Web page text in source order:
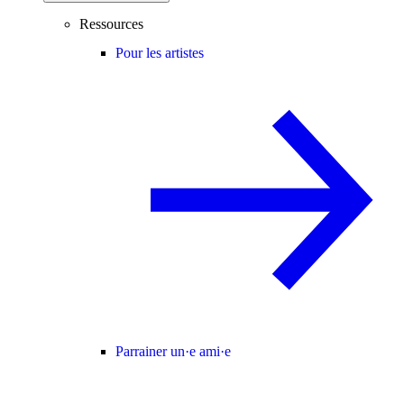
Ressources
Pour les artistes
Parrainer un·e ami·e